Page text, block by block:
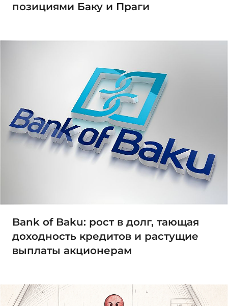
позициями Баку и Праги
Bank of Baku: рост в долг, тающая
доходность кредитов и растущие
выплаты акционерам